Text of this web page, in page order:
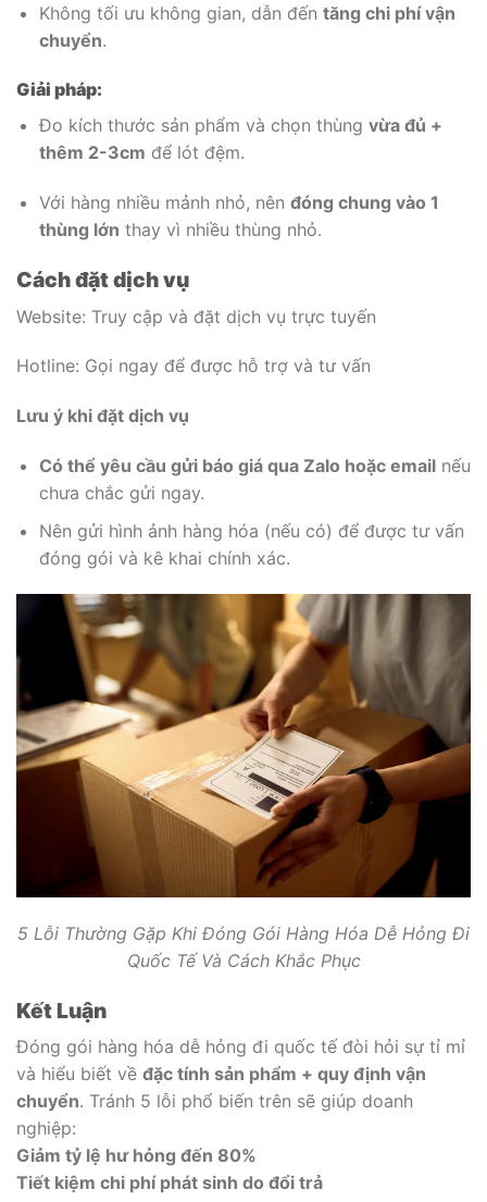
Không tối ưu không gian, dẫn đến tăng chi phí vận
chuyển.
Giải pháp:
Đo kích thước sản phẩm và chọn thùng vừa đủ +
thêm 2-3cm để lót đệm.
Với hàng nhiều mảnh nhỏ, nên đóng chung vào 1
thùng lớn thay vì nhiều thùng nhỏ.
Cách đặt dịch vụ
Website: Truy cập và đặt dịch vụ trực tuyến
Hotline: Gọi ngay để được hỗ trợ và tư vấn
Lưu ý khi đặt dịch vụ
Có thể yêu cầu gửi báo giá qua Zalo hoặc emailnếu
chưa chắc gửi ngay.
Nên gửi hình ảnh hàng hóa (nếu có) để được tư vấn
đóng gói và kê khai chính xác.
5 Lỗi Thường Gặp Khi Đóng Gói Hàng Hóa Dễ Hỏng Đi
Quốc Tế Và Cách Khắc Phục
Kết Luận
Đóng gói hàng hóa dễ hỏng đi quốc tế đòi hỏi sự tỉ mỉ
và hiểu biết về đặc tính sản phẩm + quy định vận
chuyển. Tránh 5 lỗi phổ biến trên sẽ giúp doanh
nghiệp:
Giảm tỷ lệ hư hỏng đến 80%
Tiết kiệm chi phí phát sinh do đổi trả